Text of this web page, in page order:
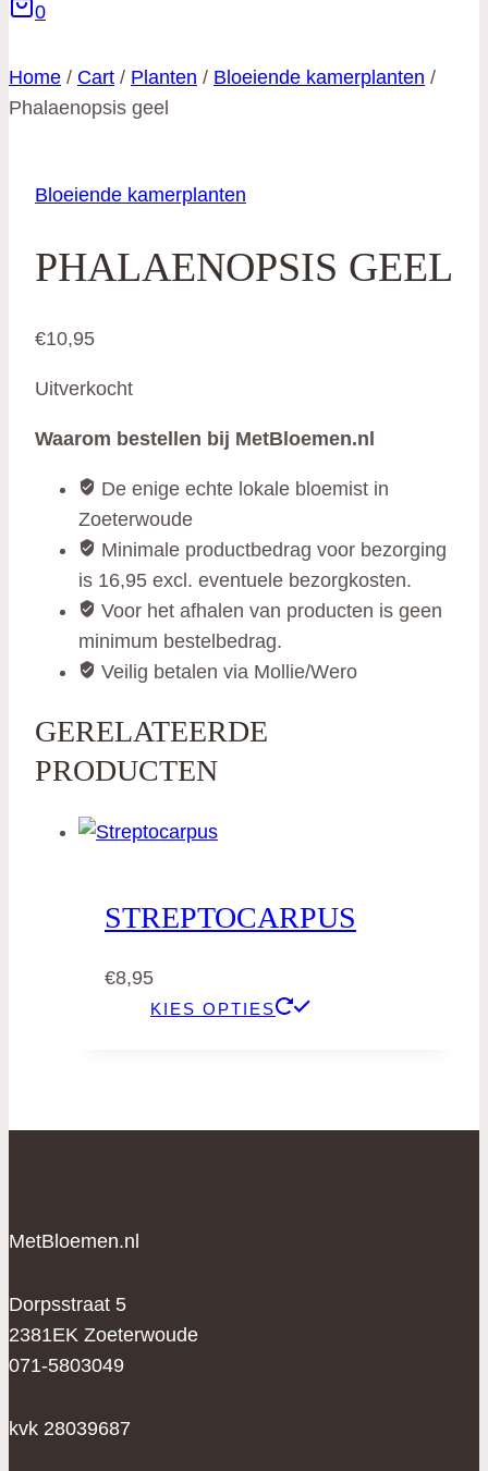
0
Home / Cart / Planten / Bloeiende kamerplanten /
Phalaenopsis geel
Bloeiende kamerplanten
PHALAENOPSIS GEEL
€10,95
Uitverkocht
Waarom bestellen bij MetBloemen.nl
De enige echte lokale bloemist in
Zoeterwoude
Minimale productbedrag voor bezorging
is 16,95 excl. eventuele bezorgkosten.
Voor het afhalen van producten is geen
minimum bestelbedrag.
Veilig betalen via Mollie/Wero
GERELATEERDE
PRODUCTEN
STREPTOCARPUS
€8,95
KIES OPTIES
MetBloemen.nl
Dorpsstraat 5
2381EK Zoeterwoude
071-5803049
kvk 28039687